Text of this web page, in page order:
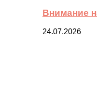
Внимание
24.07.2026